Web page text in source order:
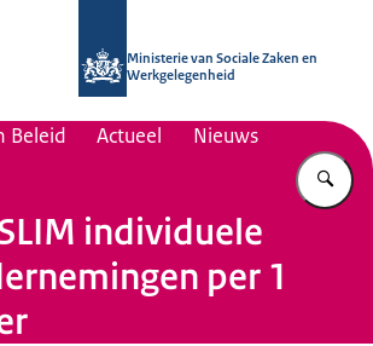
Ministerie van Sociale Zaken en
Werkgelegenheid
Beleid Actueel Nieuws
individuele
per 1